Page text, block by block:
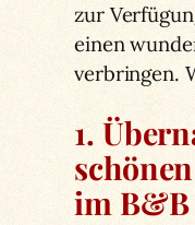
zur
einen
verbringen.
1.
im B&B